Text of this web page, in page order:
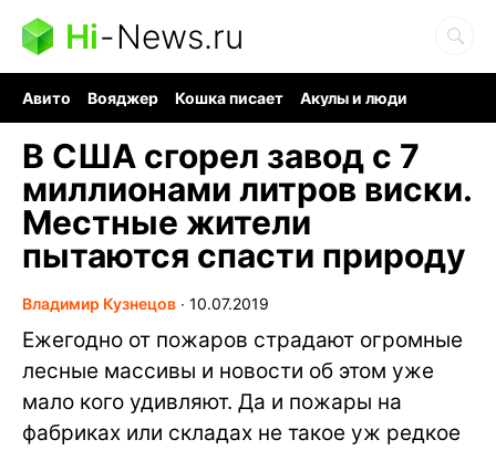
Hi-News.ru
Авито Вояджер Кошка писает
Акулы и люди
В США сгорел завод с 7
миллионами литров виски.
Местные жители
пытаются спасти природу
Владимир Кузнецов ∙ 10.07.2019
Ежегодно от пожаров страдают огромные
лесные массивы и новости об этом уже
мало кого удивляют. Да и пожары на
фабриках или складах не такое уж редкое